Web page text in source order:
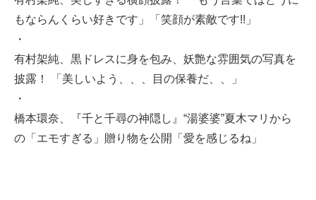
もならんくらい好きです」「笑顔が素敵です!!」
・
有村架純、黒ドレスに身を包み、妖艶な雰囲気の写真を
披露！ 「美しいよう、、、目の保養だ、、」
・
橋本環奈、『千と千尋の神隠し』“湯婆婆”夏木マリから
の「エモすぎる」贈り物を公開「愛を感じるね」